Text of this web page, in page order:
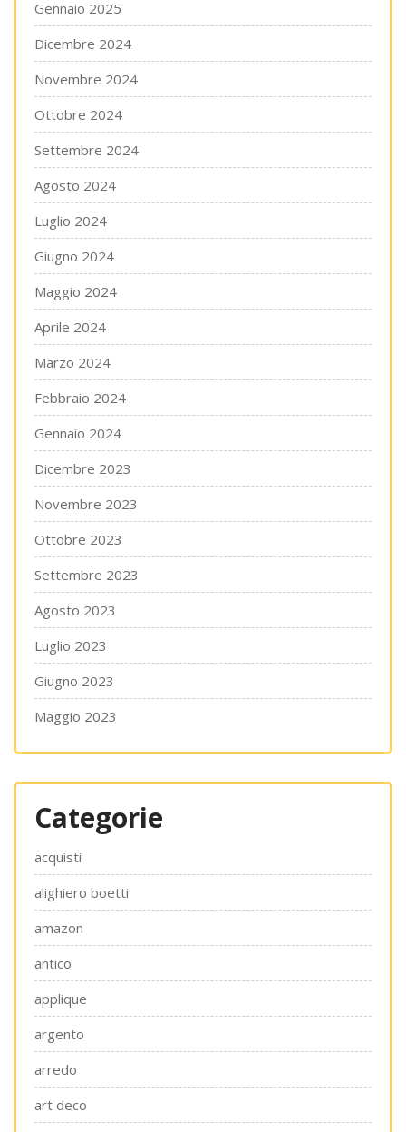
Gennaio 2025
Dicembre 2024
Novembre 2024
Ottobre 2024
Settembre 2024
Agosto 2024
Luglio 2024
Giugno 2024
Maggio 2024
Aprile 2024
Marzo 2024
Febbraio 2024
Gennaio 2024
Dicembre 2023
Novembre 2023
Ottobre 2023
Settembre 2023
Agosto 2023
Luglio 2023
Giugno 2023
Maggio 2023
Categorie
acquisti
alighiero boetti
amazon
antico
applique
argento
arredo
art deco